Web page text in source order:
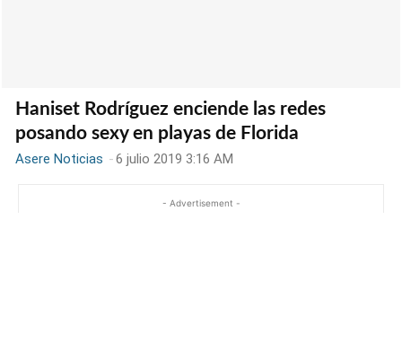
Haniset Rodríguez enciende las redes
posando sexy en playas de Florida
Asere Noticias -6 julio 2019 3:16 AM
- Advertisement -